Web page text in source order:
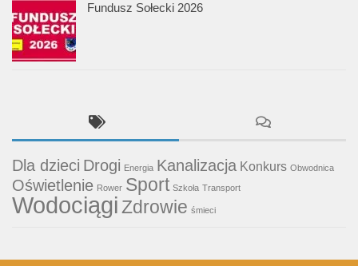
Fundusz Sołecki 2026
Dla dzieci Drogi Energia Kanalizacja Konkurs Obwodnica
Oświetlenie Rower Sport Szkoła Transport
WodociągiZdrowie śmieci